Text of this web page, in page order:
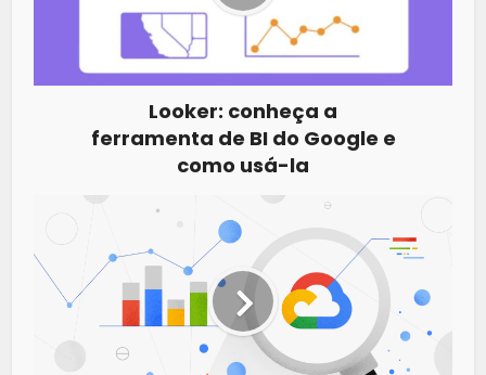
Looker: conheça a
ferramenta de BI do Google e
como usá-la